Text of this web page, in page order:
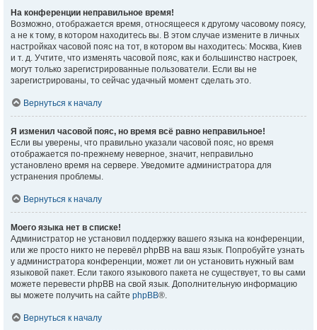
На конференции неправильное время!
Возможно, отображается время, относящееся к другому часовому поясу,
а не к тому, в котором находитесь вы. В этом случае измените в личных
настройках часовой пояс на тот, в котором вы находитесь: Москва, Киев
и т. д. Учтите, что изменять часовой пояс, как и большинство настроек,
могут только зарегистрированные пользователи. Если вы не
зарегистрированы, то сейчас удачный момент сделать это.
Вернуться к началу
Я изменил часовой пояс, но время всё равно неправильное!
Если вы уверены, что правильно указали часовой пояс, но время
отображается по-прежнему неверное, значит, неправильно
установлено время на сервере. Уведомите администратора для
устранения проблемы.
Вернуться к началу
Моего языка нет в списке!
Администратор не установил поддержку вашего языка на конференции,
или же просто никто не перевёл phpBB на ваш язык. Попробуйте узнать
у администратора конференции, может ли он установить нужный вам
языковой пакет. Если такого языкового пакета не существует, то вы сами
можете перевести phpBB на свой язык. Дополнительную информацию
вы можете получить на сайте phpBB®.
Вернуться к началу